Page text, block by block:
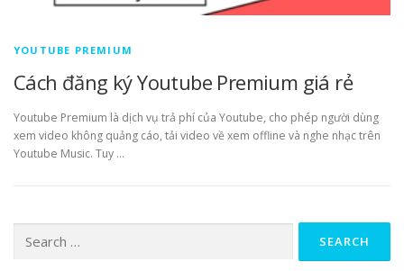
YOUTUBE PREMIUM
Cách đăng ký Youtube Premium giá rẻ
Youtube Premium là dịch vụ trả phí của Youtube, cho phép người dùng
xem video không quảng cáo, tải video về xem offline và nghe nhạc trên
Youtube Music. Tuy …
for: